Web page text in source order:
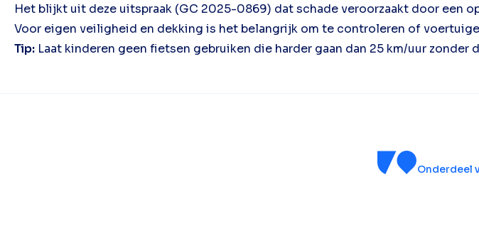
Het blijkt uit deze uitspraak (GC 2025-0869) dat schade veroorzaakt door een
Voor eigen veiligheid en dekking is het belangrijk om te controleren of
Tip: Laat kinderen geen fietsen gebruiken die harder gaan dan 25 km/uur
Onderdeel